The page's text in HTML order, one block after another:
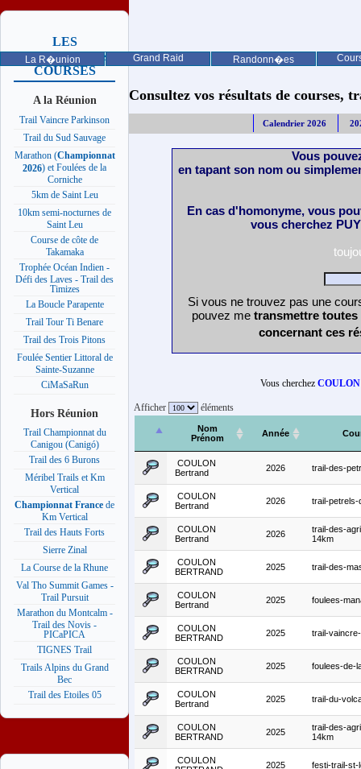
La R�union Grand Raid Randonn�es
LES
PROCHAINES
COURSES
A la Réunion
Trail Vaincre Parkinson
Trail du Sud Sauvage
Marathon (Championnat
2026) et Foulées de la
Corniche
5km de Saint Leu
10km semi-nocturnes de
Saint Leu
Course de côte de
Takamaka
Trophée Océan Indien -
Défi des Laves - Trail des
Timizes
La Boucle Parapente
Trail Tour Ti Benare
Trail des Trois Pitons
Foulée Sentier Littoral de
Sainte-Suzanne
CiMaSaRun
Hors Réunion
Trail Championnat du
Canigou (Canigó)
Trail des 6 Burons
Méribel Trails et Km
Vertical
Championnat France de
Km Vertical
Trail des Hauts Forts
Sierre Zinal
La Course de la Rhune
Val Tho Summit Games -
Trail Pursuit
Marathon du Montcalm -
Trail des Novis -
PICaPICA
TIGNES Trail
Trails Alpins du Grand
Bec
Trail des Etoiles 05
Consultez vos résultats de courses,
Calendrier 2026
Vous
en tapant son nom ou
En cas d'homonyme, vous
vous cherchez
Si vous ne trouvez pas une
pouvez me transmettre
concernant ces
Vous cherchez
Afficher éléments
Nom
Prénom
Année
COULON
Bertrand
2026 trail-des-
COULON
Bertrand
2026 trail-
COULON
Bertrand
2026
trail-des-
14km
COULON
BERTRAND
2025 trail-des-
COULON
Bertrand
2025 foulees-
COULON
BERTRAND
2025 trail-
COULON
BERTRAND
2025 foulees-de-
COULON
Bertrand
2025 trail-du-
COULON
BERTRAND
2025
trail-des-
14km
COULON
2025 festi-trail-st-